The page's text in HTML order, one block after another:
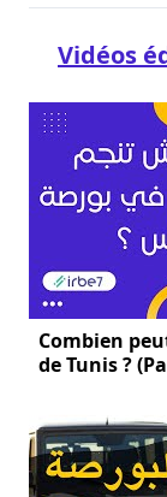
Vidéos
Combien
de Tunis ?